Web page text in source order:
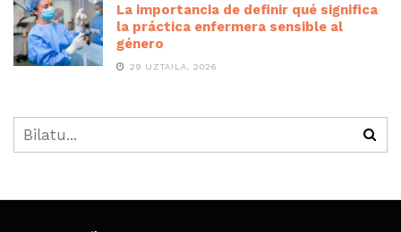
La importancia de definir qué significa
la práctica enfermera sensible al
género
29 UZTAILA, 2026